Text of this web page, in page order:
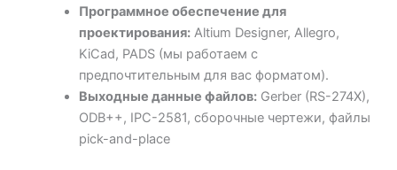
Программное обеспечение для
проектирования:Altium Designer, Allegro,
KiCad, PADS (мы работаем с
предпочтительным для вас форматом).
Выходные данные файлов:Gerber (RS-274X),
ODB++, IPC-2581, сборочные чертежи, файлы
pick-and-place